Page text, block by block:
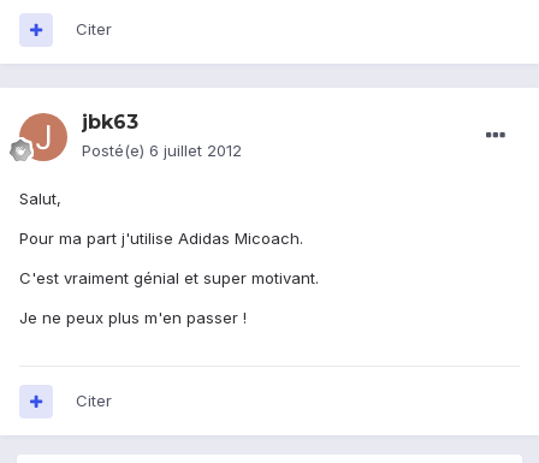
Citer
jbk63
Posté(e) 6 juillet 2012
Salut,
Pour ma part j'utilise Adidas Micoach.
C'est vraiment génial et super motivant.
Je ne peux plus m'en passer !
Citer